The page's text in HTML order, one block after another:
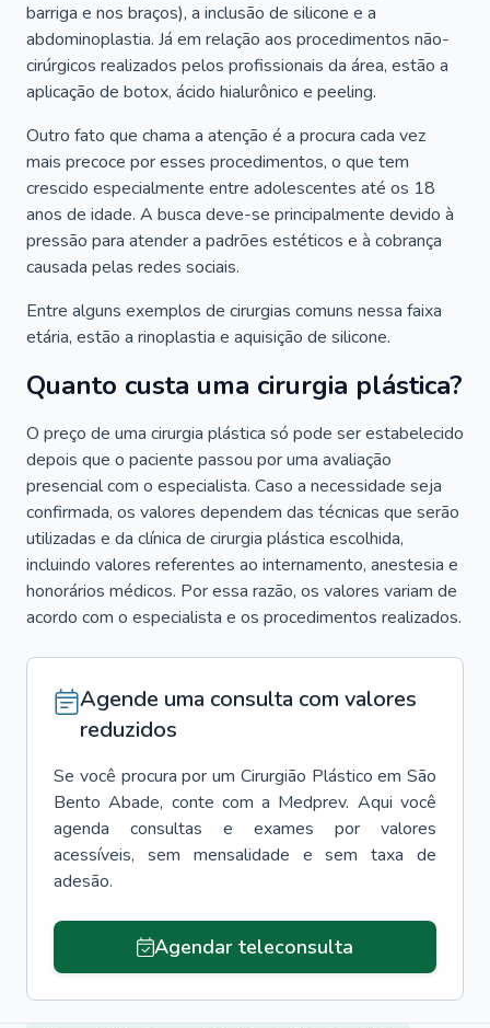
barriga e nos braços), a inclusão de silicone e a
abdominoplastia. Já em relação aos procedimentos não-
cirúrgicos realizados pelos profissionais da área, estão a
aplicação de botox, ácido hialurônico e peeling.
Outro fato que chama a atenção é a procura cada vez
mais precoce por esses procedimentos, o que tem
crescido especialmente entre adolescentes até os 18
anos de idade. A busca deve-se principalmente devido à
pressão para atender a padrões estéticos e à cobrança
causada pelas redes sociais.
Entre alguns exemplos de cirurgias comuns nessa faixa
etária, estão a rinoplastia e aquisição de silicone.
Quanto custa uma cirurgia plástica?
O preço de uma cirurgia plástica só pode ser estabelecido
depois que o paciente passou por uma avaliação
presencial com o especialista. Caso a necessidade seja
confirmada, os valores dependem das técnicas que serão
utilizadas e da clínica de cirurgia plástica escolhida,
incluindo valores referentes ao internamento, anestesia e
honorários médicos. Por essa razão, os valores variam de
acordo com o especialista e os procedimentos realizados.
Agende uma consulta com valores
reduzidos
Se você procura por um Cirurgião Plástico em São
Bento Abade, conte com a Medprev. Aqui você
agenda consultas e exames por valores
acessíveis, sem mensalidade e sem taxa de
adesão.
Agendar teleconsulta